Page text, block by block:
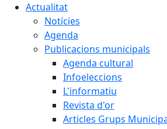
Actualitat
Notícies
Agenda
Publicacions municipals
Agenda cultural
Infoeleccions
L'informatiu
Revista d'or
Articles Grups